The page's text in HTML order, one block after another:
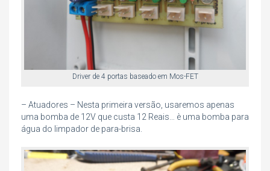
Driver de 4 portas baseado em Mos-FET
– Atuadores – Nesta primeira versão, usaremos apenas
uma bomba de 12V que custa 12 Reais… è uma bomba para
água do limpador de para-brisa.